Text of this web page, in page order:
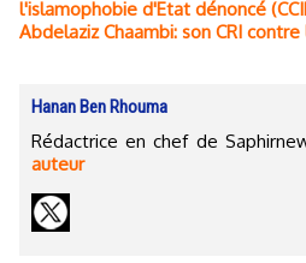
l'islamophobie d'Etat dénoncé
Abdelaziz Chaambi: son CRI
Hanan Ben Rhouma
Rédactrice en chef de
auteur